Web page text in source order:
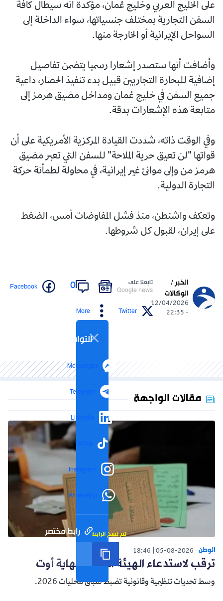
على الخليج العربي وخليج عُمان، مؤكدة أنه سيطال كافة
السفن التجارية بمختلف جنسياتها، سواء الداخلة إلى
السواحل الإيرانية أو الخارجة منها.
وأضافت أنها ستصدر إشعارا رسميا يتضمن تفاصيل
إضافية للبحارة التجاريين قبيل بدء تنفيذ الحصار، داعية
جميع السفن في خليج عُمان ومداخل مضيق هرمز إلى
متابعة هذه الإشعارات بدقة.
وفي الوقت ذاته، شددت القيادة المركزية الأمريكية على أن
قواتها "لن تعيق حرية الملاحة" للسفن التي تعبر مضيق
هرمز من وإلى موانئ غير إيرانية، في محاولة لطمأنة حركة
التجارة الدولية.
وتعكف واشنطن، منذ فشل المفاوضات أمس، الضغط
على إيران، لقبول كل شروطها.
الخبر /
الوكالات
12/04/2026
- 22:35
تابعنا على
Google news
0
Facebook
Twitter
More
التواصل الاجتماعي
Messenger
Telegram
LinkedIn
TikTok
Instagram
WhatsApp
رابط مختصر تم نسخ الرابط
مقالات الواجهة
الوطن 05-08-2026
18:46
ترقب لاستدعاء الهيئة الناخبة نهاية أوت
وسط تحديات تنظيمية وقانونية تضبط سباق محليات 2026.